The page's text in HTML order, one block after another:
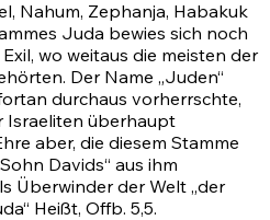
Nahum, Zephanja, Habakuk
Juda bewies sich noch
wo weitaus die meisten der
Der Name „Juden“
durchaus vorherrschte,
Israeliten überhaupt
aber, die diesem Stamme
Davids“ aus ihm
Überwinder der Welt „der
Heißt, Offb. 5,5.